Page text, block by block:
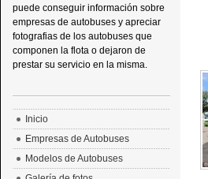
puede conseguir información sobre
empresas de autobuses y apreciar
fotografias de los autobuses que
componen la flota o dejaron de
prestar su servicio en la misma.
Inicio
Empresas de Autobuses
Modelos de Autobuses